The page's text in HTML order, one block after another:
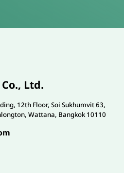
Ltd.
12th Floor, Soi Sukhumvit 63,
Wattana, Bangkok 10110